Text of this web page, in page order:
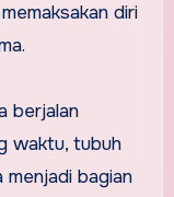
diri
berjalan
waktu, tubuh
bagian